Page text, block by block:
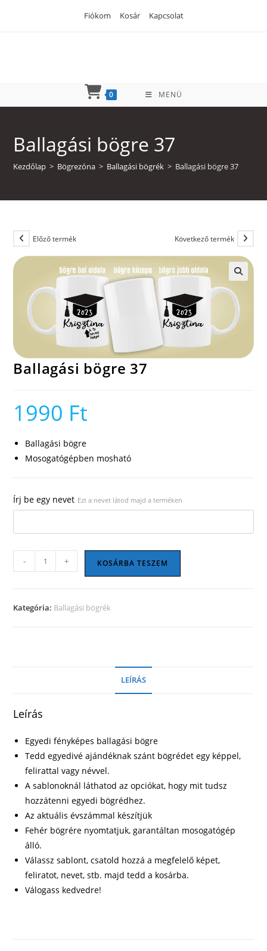
Fiókom Kosár Kapcsolat
0 MENÜ
Ballagási bögre 37
Kezdőlap > Bögrezóna > Ballagási bögrék > Ballagási bögre 37
Előző termék Következő termék
Ballagási bögre 37
1990 Ft
Ballagási bögre
Mosogatógépben mosható
Írj be egy nevet Ezt a nevet látod majd a terméken
Ballagási
bögre
mennyiség
- + KOSÁRBA TESZEM
Kategória: Ballagási bögrék
LEÍRÁS
Leírás
Egyedi fényképes ballagási bögre
Tedd egyedivé ajándéknak szánt bögrédet egy képpel,
felirattal vagy névvel.
A sablonoknál láthatod az opciókat, hogy mit tudsz
hozzátenni egyedi bögrédhez.
Az aktuális évszámmal készítjük
Fehér bögrére nyomtatjuk, garantáltan mosogatógép
álló.
Válassz sablont, csatold hozzá a megfelelő képet,
feliratot, nevet, stb. majd tedd a kosárba.
Válogass kedvedre!